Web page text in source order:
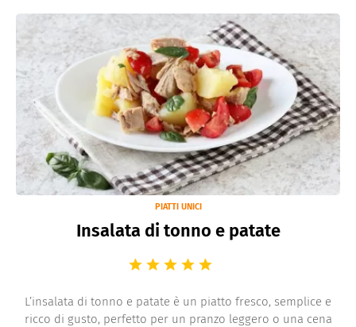
PIATTI UNICI
Insalata di tonno e patate
L’insalata di tonno e patate è un piatto fresco, semplice e
ricco di gusto, perfetto per un pranzo leggero o una cena